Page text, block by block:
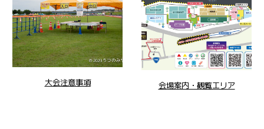
大会注意事項 会場案内・観覧エリア